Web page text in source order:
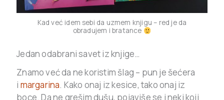
Kad već idem sebi da uzmem knjigu – red je da
obradujem i bratance
Jedan odabrani savet iz knjige…
Znamo već da ne koristim šlag – pun je šećera
i margarina. Kako onaj iz kesice, tako onaj iz
boce. Da ne grešim dušu, pojaviše se i neki koji